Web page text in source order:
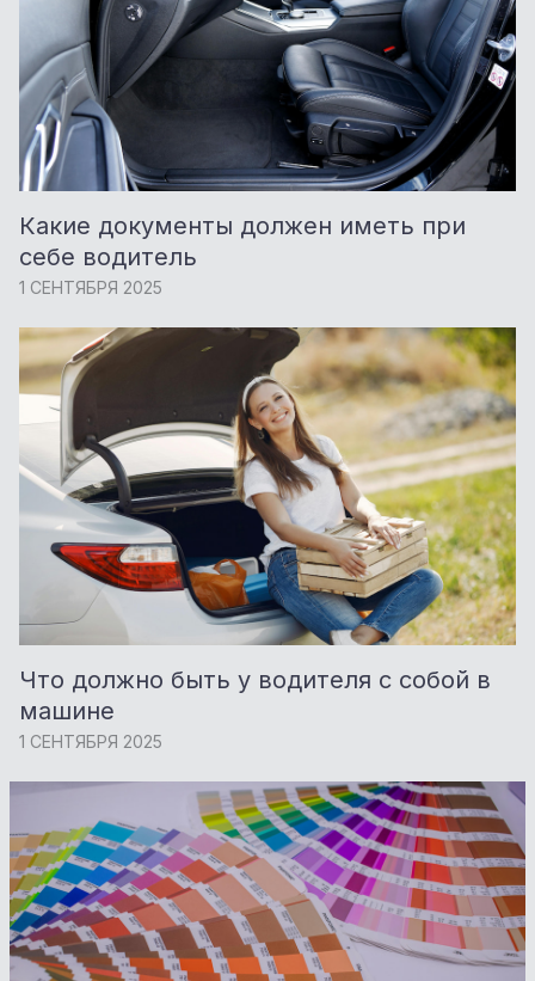
Какие документы должен иметь при
себе водитель
1 СЕНТЯБРЯ 2025
Что должно быть у водителя с собой в
машине
1 СЕНТЯБРЯ 2025